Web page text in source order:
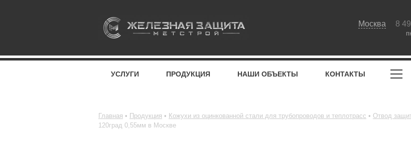
Москва 8
УСЛУГИ ПРОДУКЦИЯ НАШИ ОБЪЕКТЫ КОНТАКТЫ
Главная Продукция Кожухи из оцинкованной стали для трубопроводов и теплотрасс Отвод
120град 0,55мм в Москве